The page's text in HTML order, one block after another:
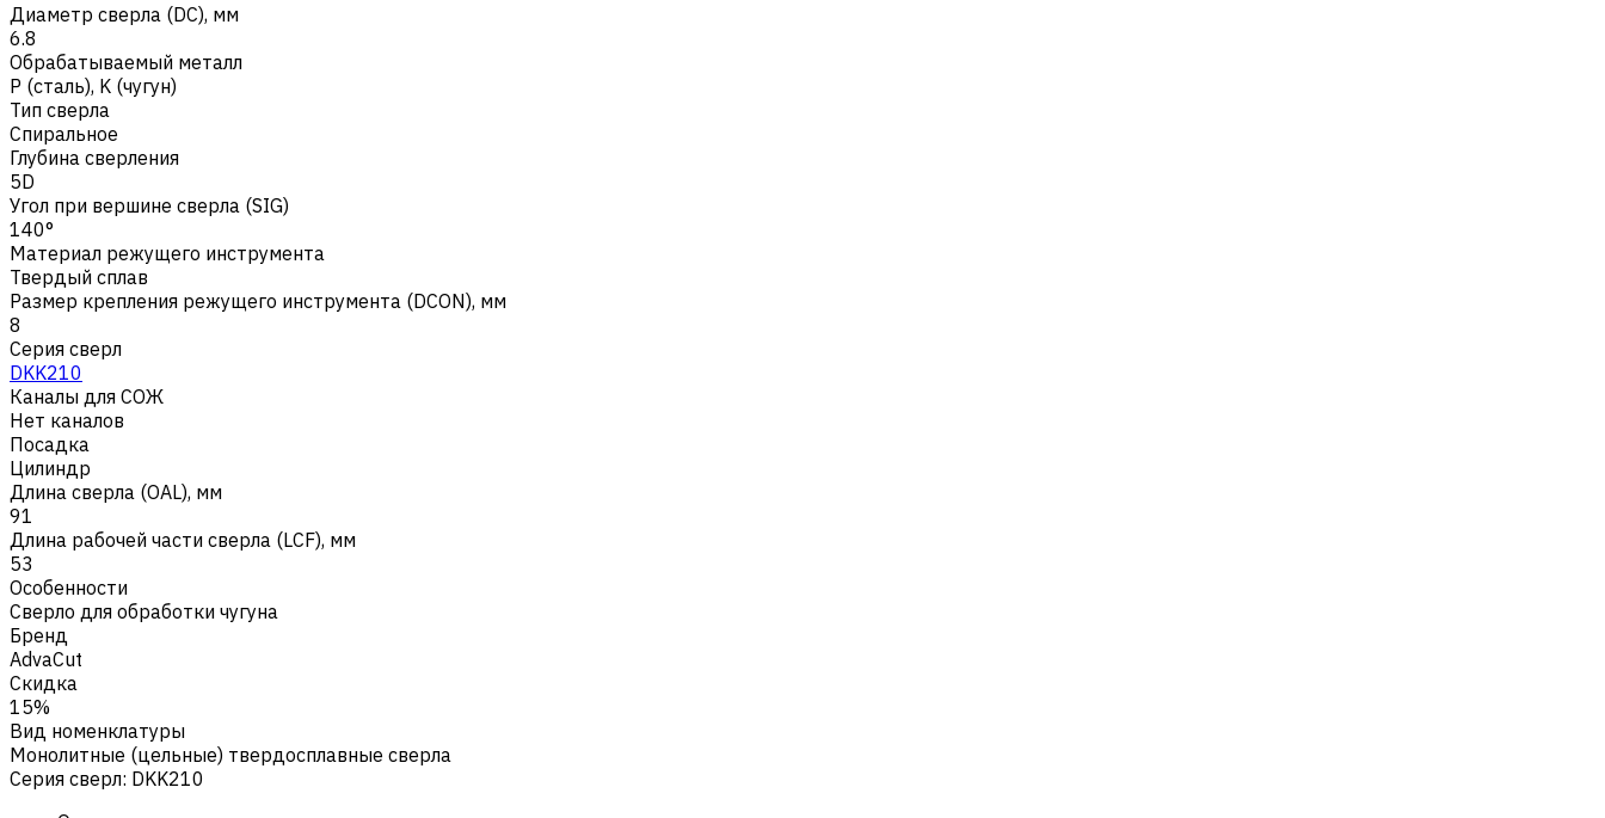
Диаметр сверла (DC), мм
6.8
Обрабатываемый металл
Р (сталь), K (чугун)
Тип сверла
Спиральное
Глубина сверления
5D
Угол при вершине сверла (SIG)
140°
Материал режущего инструмента
Твердый сплав
Размер крепления режущего инструмента (DCON), мм
8
Серия сверл
DKK210
Каналы для СОЖ
Нет каналов
Посадка
Цилиндр
Длина сверла (OAL), мм
91
Длина рабочей части сверла (LCF), мм
53
Особенности
Сверло для обработки чугуна
Бренд
AdvaCut
Скидка
15%
Вид номенклатуры
Монолитные (цельные) твердосплавные сверла
Серия сверл: DKK210